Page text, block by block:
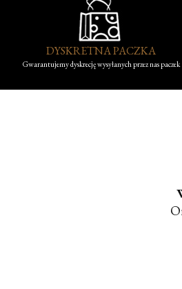
DYSKRETNA PACZKA
Gwarantujemy dyskrecję wysyłanych przez nas paczek